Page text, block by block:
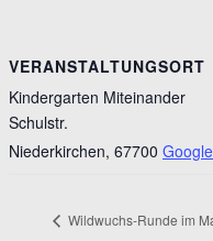
VERANSTALTUNGSORT
Kindergarten Miteinander
Schulstr.
Niederkirchen, 67700
Wildwuchs-Runde im